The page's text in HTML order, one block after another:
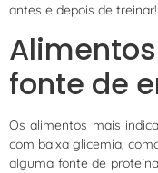
antes e depois de treinar!
fonte de
Os alimentos mais
com baixa glicemia,
alguma fonte de